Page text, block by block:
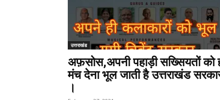
उत्तराखंड
अफ़सोस,अपनी पहाड़ी सख्सियतों को
मंच देना भूल जाती है उत्तराखंड
।